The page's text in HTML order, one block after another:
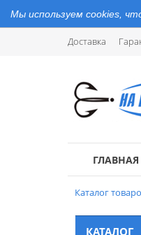
Мы используем cookies,
Доставка
ГЛАВНАЯ
Каталог
КАТАЛОГ